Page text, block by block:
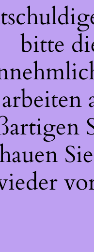
bitte